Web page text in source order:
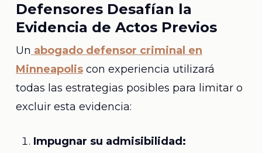
Defensores Desafían la
Evidencia de Actos Previos
Un abogado defensor criminal en
Minneapoliscon experiencia utilizará
todas las estrategias posibles para limitar o
excluir esta evidencia:
Impugnar su admisibilidad: